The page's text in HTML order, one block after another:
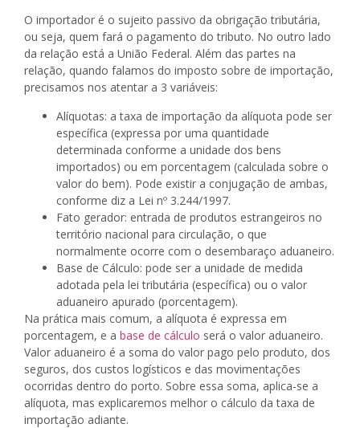
O importador é o sujeito passivo da obrigação tributária,
ou seja, quem fará o pagamento do tributo. No outro lado
da relação está a União Federal. Além das partes na
relação, quando falamos do imposto sobre de importação,
precisamos nos atentar a 3 variáveis:
Alíquotas: a taxa de importação da alíquota pode ser
específica (expressa por uma quantidade
determinada conforme a unidade dos bens
importados) ou em porcentagem (calculada sobre o
valor do bem). Pode existir a conjugação de ambas,
conforme diz a Lei nº 3.244/1997.
Fato gerador: entrada de produtos estrangeiros no
território nacional para circulação, o que
normalmente ocorre com o desembaraço aduaneiro.
Base de Cálculo: pode ser a unidade de medida
adotada pela lei tributária (específica) ou o valor
aduaneiro apurado (porcentagem).
Na prática mais comum, a alíquota é expressa em
porcentagem, e a base de cálculo será o valor aduaneiro.
Valor aduaneiro é a soma do valor pago pelo produto, dos
seguros, dos custos logísticos e das movimentações
ocorridas dentro do porto. Sobre essa soma, aplica-se a
alíquota, mas explicaremos melhor o cálculo da taxa de
importação adiante.